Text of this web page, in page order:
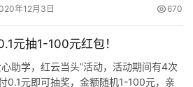
年12月3日 670
元抽1-100元红包！
助学，红云当头”活动，活动期间有4次
0.1元即可抽奖，金额随机1-100元，亲